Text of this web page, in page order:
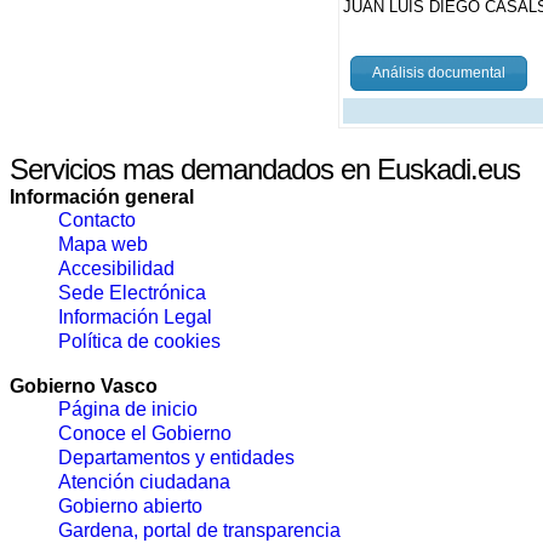
JUAN LUIS DIEGO
Análisis documental
Servicios mas demandados en Euskadi.eus
Información general
Contacto
Mapa web
Accesibilidad
Sede Electrónica
Información Legal
Política de cookies
Gobierno Vasco
Página de inicio
Conoce el Gobierno
Departamentos y entidades
Atención ciudadana
Gobierno abierto
Gardena, portal de transparencia